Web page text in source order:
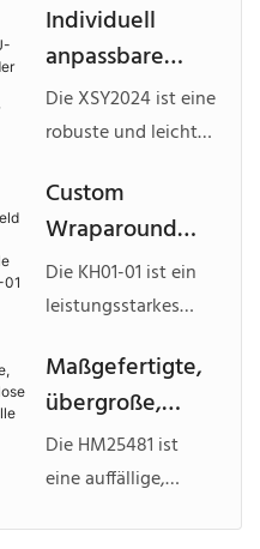
Kunststoff
HPK25201
aus recycelten
Kunststoffen, das für
nachhaltige
Brillenmarken
die Wert auf
leichten
Tragekomfort und
individuelle
keiten legen.
Individuell
anpassbare
TPU-Skibrille für
Kinder
beschlagfrei, für
Kinder
Die XSY2024 ist eine
robuste und leichte
TPU-Material, die für
Komfort, Sicherheit
und individuelles
Branding im
entwickelt wurde.
Custom
Wraparound
Shield Kinder-
Sportsonnenbril
KH01-01
Die KH01-01 ist ein
leistungsstarkes
Sportsonnenbrillen
modell aus flexiblem
TR90, das für einen
aktiven Lebensstil
Maßgefertigte,
übergroße,
randlose
Metallsonnenbri
Die HM25481 ist
eine auffällige,